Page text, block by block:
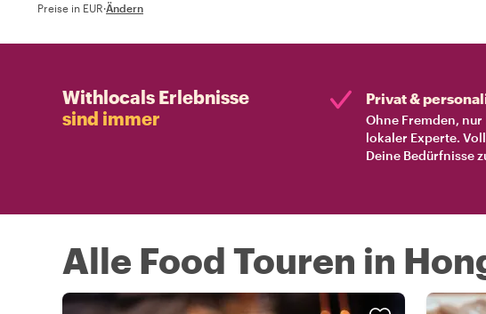
Preise in EUR·Ändern
Withlocals Erlebnisse
sind immer
Privat &
Ohne Fremden, nur
lokaler Experte.
Deine Bedürfnisse
Alle Food Touren in